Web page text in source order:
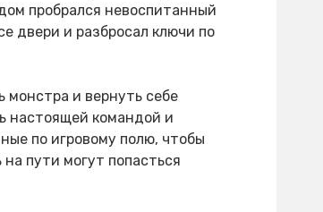
пробрался невоспитанный
двери и разбросал ключи по
монстра и вернуть себе
настоящей командой и
по игровому полю, чтобы
пути могут попасться